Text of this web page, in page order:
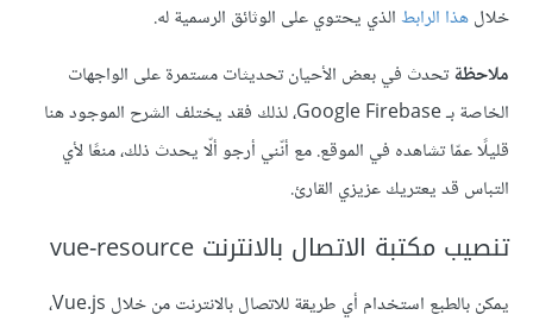
خلالهذا الرابطالذي يحتوي على الوثائق الرسمية له.
ملاحظة تحدث في بعض الأحيان تحديثات مستمرة على الواجهات
الخاصة بـ Google Firebase، لذلك فقد يختلف الشرح الموجود هنا
قليلًا عمّا تشاهده في الموقع. مع أنّني أرجو ألّا يحدث ذلك، منعًا لأي
التباس قد يعتريك عزيزي القارئ.
تنصيب مكتبة الاتصال بالانترنت vue-resource
يمكن بالطبع استخدام أي طريقة للاتصال بالانترنت من خلال Vue.js،